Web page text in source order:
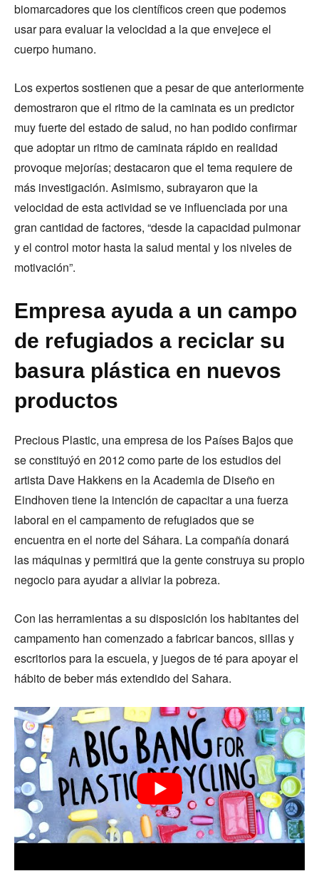
biomarcadores que los científicos creen que podemos
usar para evaluar la velocidad a la que envejece el
cuerpo humano.
Los expertos sostienen que a pesar de que anteriormente
demostraron que el ritmo de la caminata es un predictor
muy fuerte del estado de salud, no han podido confirmar
que adoptar un ritmo de caminata rápido en realidad
provoque mejorías; destacaron que el tema requiere de
más investigación. Asimismo, subrayaron que la
velocidad de esta actividad se ve influenciada por una
gran cantidad de factores, “desde la capacidad pulmonar
y el control motor hasta la salud mental y los niveles de
motivación”.
Empresa ayuda a un campo
de refugiados a reciclar su
basura plástica en nuevos
productos
Precious Plastic, una empresa de los Países Bajos que
se constituýó en 2012 como parte de los estudios del
artista Dave Hakkens en la Academia de Diseño en
Eindhoven tiene la intención de capacitar a una fuerza
laboral en el campamento de refugiados que se
encuentra en el norte del Sáhara. La compañía donará
las máquinas y permitirá que la gente construya su propio
negocio para ayudar a aliviar la pobreza.
Con las herramientas a su disposición los habitantes del
campamento han comenzado a fabricar bancos, sillas y
escritorios para la escuela, y juegos de té para apoyar el
hábito de beber más extendido del Sahara.